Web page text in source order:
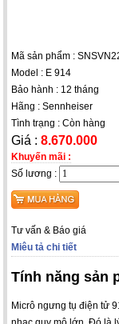
Mã sản phẩm :
Model : E 914
Bảo hành : 12 tháng
Hãng : Sennheiser
Tình trạng : Còn hàng
Giá :8.670.000
Khuyến mãi :
Số lương :
Tư vấn & Báo giá
Miêu tả chi tiết
Tính năng sản
Micrô ngưng tụ điện tử